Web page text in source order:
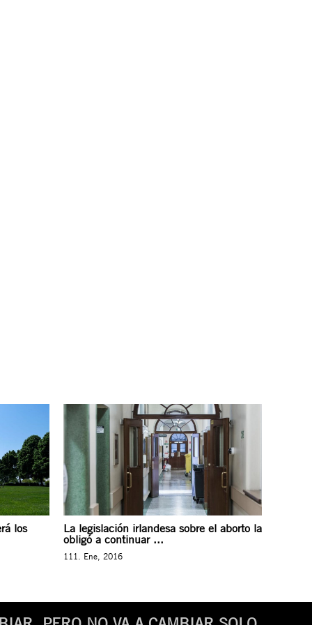
los
La legislación irlandesa sobre el aborto la
obligó a continuar ...
111. Ene, 2016